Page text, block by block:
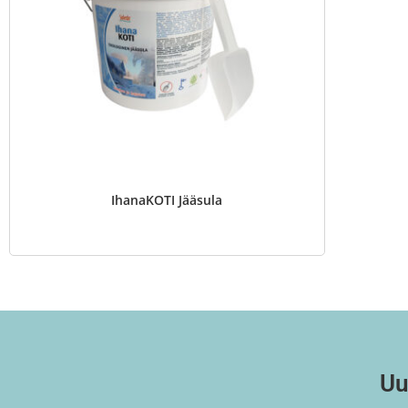
IhanaKOTI Jääsula